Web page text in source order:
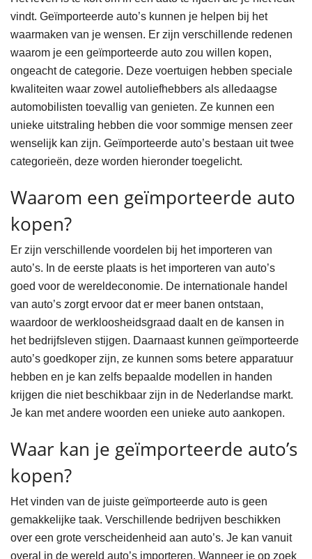
vindt. Geïmporteerde auto’s kunnen je helpen bij het
waarmaken van je wensen. Er zijn verschillende redenen
waarom je een geïmporteerde auto zou willen kopen,
ongeacht de categorie. Deze voertuigen hebben speciale
kwaliteiten waar zowel autoliefhebbers als alledaagse
automobilisten toevallig van genieten. Ze kunnen een
unieke uitstraling hebben die voor sommige mensen zeer
wenselijk kan zijn. Geïmporteerde auto’s bestaan uit twee
categorieën, deze worden hieronder toegelicht.
Waarom een geïmporteerde auto
kopen?
Er zijn verschillende voordelen bij het importeren van
auto’s. In de eerste plaats is het importeren van auto’s
goed voor de wereldeconomie. De internationale handel
van auto’s zorgt ervoor dat er meer banen ontstaan,
waardoor de werkloosheidsgraad daalt en de kansen in
het bedrijfsleven stijgen. Daarnaast kunnen geïmporteerde
auto’s goedkoper zijn, ze kunnen soms betere apparatuur
hebben en je kan zelfs bepaalde modellen in handen
krijgen die niet beschikbaar zijn in de Nederlandse markt.
Je kan met andere woorden een unieke auto aankopen.
Waar kan je geïmporteerde auto’s
kopen?
Het vinden van de juiste geïmporteerde auto is geen
gemakkelijke taak. Verschillende bedrijven beschikken
over een grote verscheidenheid aan auto’s. Je kan vanuit
overal in de wereld auto’s importeren. Wanneer je op zoek